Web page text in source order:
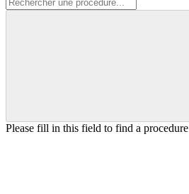
Please fill in this field to find a procedure